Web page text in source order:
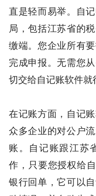
直是轻而易举。自
局，包括江苏省的
缴端。您企业所有
完成申报。无需您
切交给自记账软件就
在记账方面，自记
众多企业的对公户
账。自记账跟江苏
作，只要您授权给
银行回单，它可以